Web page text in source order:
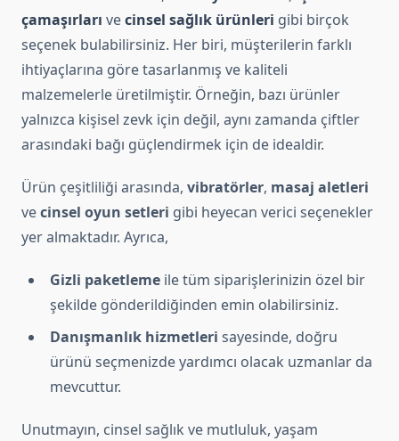
çamaşırları vecinsel sağlık ürünleri gibi birçok
seçenek bulabilirsiniz. Her biri, müşterilerin farklı
ihtiyaçlarına göre tasarlanmış ve kaliteli
malzemelerle üretilmiştir. Örneğin, bazı ürünler
yalnızca kişisel zevk için değil, aynı zamanda çiftler
arasındaki bağı güçlendirmek için de idealdir.
Ürün çeşitliliği arasında, vibratörler, masaj aletleri
vecinsel oyun setleri gibi heyecan verici seçenekler
yer almaktadır. Ayrıca,
Gizli paketleme ile tüm siparişlerinizin özel bir
şekilde gönderildiğinden emin olabilirsiniz.
Danışmanlık hizmetleri sayesinde, doğru
ürünü seçmenizde yardımcı olacak uzmanlar da
mevcuttur.
Unutmayın, cinsel sağlık ve mutluluk, yaşam